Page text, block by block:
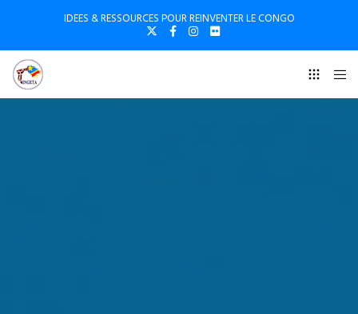
IDEES & RESSOURCES POUR REINVENTER LE CONGO